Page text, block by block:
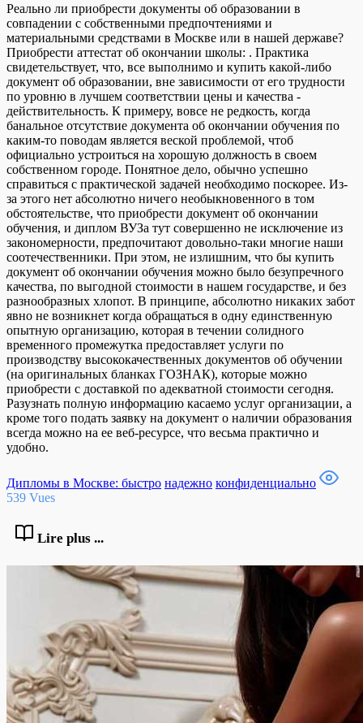
Реально ли приобрести документы об образовании в
совпадении с собственными предпочтениями и
материальными средствами в Москве или в нашей державе?
Приобрести аттестат об окончании школы: . Практика
свидетельствует, что, все выполнимо и купить какой-либо
документ об образовании, вне зависимости от его трудности
по уровню в лучшем соответствии цены и качества -
действительность. К примеру, вовсе не редкость, когда
банальное отсутствие документа об окончании обучения по
каким-то поводам является веской проблемой, чтоб
официально устроиться на хорошую должность в своем
собственном городе. Понятное дело, обычно успешно
справиться с практической задачей необходимо поскорее. Из-
за этого нет абсолютно ничего необыкновенного в том
обстоятельстве, что приобрести документ об окончании
обучения, и диплом ВУЗа тут совершенно не исключение из
закономерности, предпочитают довольно-таки многие наши
соотечественники. При этом, не излишним, что бы купить
документ об окончании обучения можно было безупречного
качества, по выгодной стоимости в нашем государстве, и без
разнообразных хлопот. В принципе, абсолютно никаких забот
явно не возникнет когда обращаться в одну единственную
опытную организацию, которая в течении солидного
временного промежутка предоставляет услуги по
производству высококачественных документов об обучении
(на оригинальных бланках ГОЗНАК), которые можно
приобрести с доставкой по адекватной стоимости сегодня.
Разузнать полную информацию касаемо услуг организации, а
кроме того подать заявку на документ о наличии образования
всегда можно на ее веб-ресурсе, что весьма практично и
удобно.
Дипломы в Москве: быстро надежно конфиденциально
539 Vues
Lire plus ...